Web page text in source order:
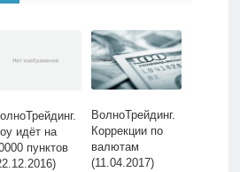
идёт на
пунктов
ВолноТрейдинг.
Коррекции по
валютам
(11.04.2017)